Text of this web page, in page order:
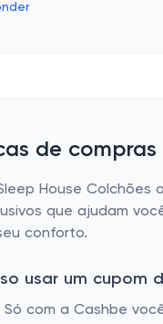
de
House
que ajudam
conforto.
usar um cupom
Só com a Cashbe